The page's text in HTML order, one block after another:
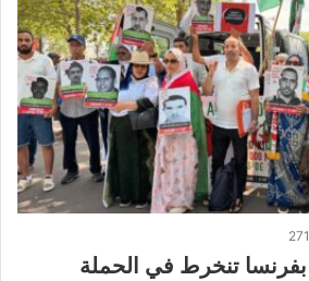
271
بفرنسا تنخرط في الحملة